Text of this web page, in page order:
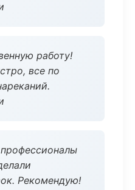
работу!
все по
Рекомендую!